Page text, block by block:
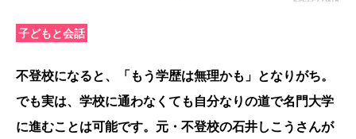
子どもと会話
不登校になると、「もう学歴は無理かも」となりがち。
でも実は、学校に通わなくても自分なりの道で名門大学
に進むことは可能です。元・不登校の石井しこうさんが